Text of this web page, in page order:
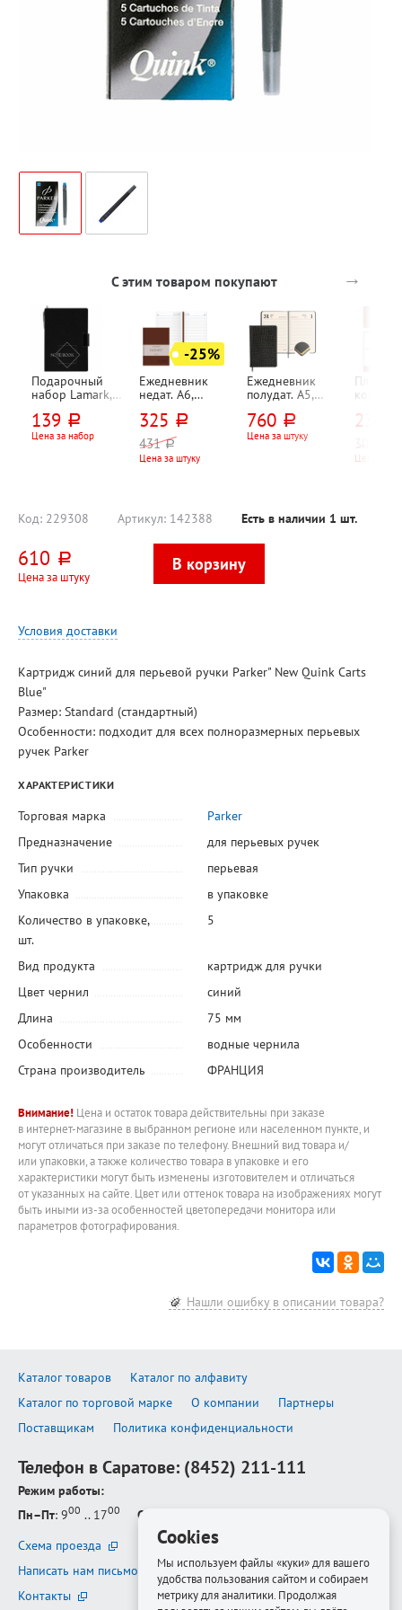
С этим товаром покупают →
Подарочный
набор Lamark,
блокнот+ручка
(чернила
139 руб.
Цена за набор
-25%
Ежедневник
недат. А6,
"Сияющий
(Radiant)", 152л,
144мм*110мм,
интегральный
ляссе, 80г⁄м²,
мягкое
покрытие (
325 руб.
431 руб.
Цена за штуку
Ежедневник
полудат. А5,
Brauberg,
"Аллигатор
кремовый блок,
золотистый срез
760 руб.
Цена за штуку
кожзам,
231
Цена за
Код: 229308 Артикул: 142388 Есть в наличии 1 шт.
610 руб.
Цена за штуку
Условия доставки
Картридж синий для перьевой ручки Parker" New Quink Carts
Blue"
Размер: Standard (стандартный)
Особенности: подходит для всех полноразмерных перьевых
ручек Parker
ХАРАКТЕРИСТИКИ
Торговая марка
Parker
Предназначение
для перьевых ручек
Тип ручки
перьевая
Упаковка
в упаковке
Количество в упаковке,
шт.
5
Вид продукта
картридж для ручки
Цвет чернил
синий
Длина
75 мм
Особенности
водные чернила
Страна производитель
ФРАНЦИЯ
Внимание! Цена и остаток товара действительны при заказе
в интернет-магазине в выбранном регионе или населенном пункте, и
могут отличаться при заказе по телефону. Внешний вид товара и/
или упаковки, а также количество товара в упаковке и его
характеристики могут быть изменены изготовителем и отличаться
от указанных на сайте. Цвет или оттенок товара на изображениях могут
быть иными из-за особенностей цветопередачи монитора или
параметров фотографирования.
Нашли ошибку в описании товара?
Каталог товаров
Каталог по алфавиту
Каталог по торговой марке
О компании
Партнеры
Поставщикам
Политика конфиденциальности
Телефон в Саратове: (8452) 211-111
Режим работы:
Пн–Пт: 900 .. 1700 Сб–Вс
Схема проезда
Написать нам письмо
Контакты
Cookies
Мы используем файлы «куки» для вашего
удобства пользования сайтом и собираем
метрику для аналитики. Продолжая